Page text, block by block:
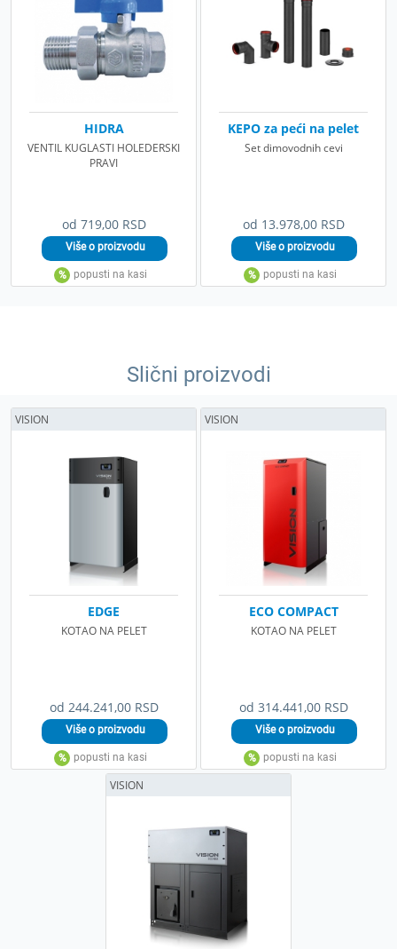
od 719,00 RSD
HIDRA
VENTIL KUGLASTI HOLEDERSKI
PRAVI
od 13.978,00 RSD
KEPO za peći na pelet
Set dimovodnih cevi
Slični proizvodi
od 244.241,00 RSD
EDGE
KOTAO NA PELET
VISION
od 314.441,00 RSD
ECO COMPACT
KOTAO NA PELET
VISION
VISION